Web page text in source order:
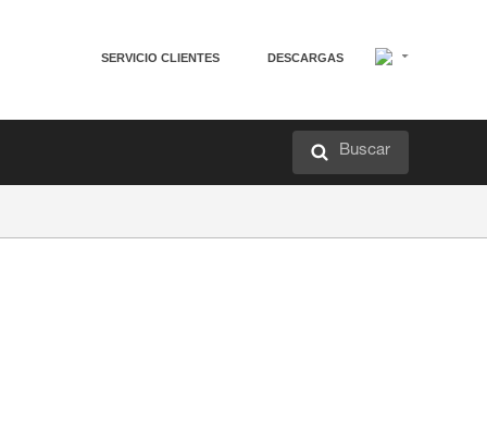
SERVICIO CLIENTES DESCARGAS
Buscar